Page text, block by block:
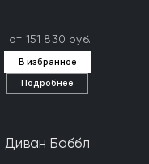
от 151 830 руб.
В избранное
Подробнее
Диван Баббл